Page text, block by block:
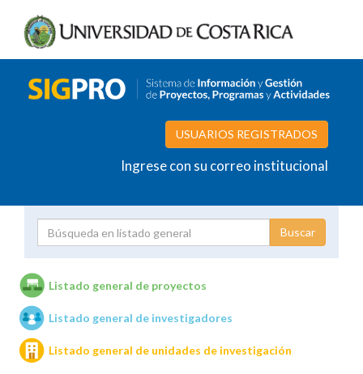
USUARIOS REGISTRADOS
Ingrese con su correo institucional
Unidades de investigación
Listado general de proyectos
Listado general de investigadores
Listado general de unidades de investigación